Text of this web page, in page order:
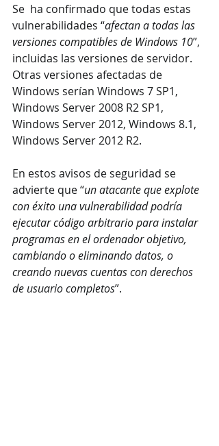
Se  ha confirmado que todas estas
vulnerabilidades “afectan a todas las
versiones compatibles de Windows 10”,
incluidas las versiones de servidor.
Otras versiones afectadas de
Windows serían Windows 7 SP1,
Windows Server 2008 R2 SP1,
Windows Server 2012, Windows 8.1,
Windows Server 2012 R2.
En estos avisos de seguridad se
advierte que “un atacante que explote
con éxito una vulnerabilidad podría
ejecutar código arbitrario para instalar
programas en el ordenador objetivo,
cambiando o eliminando datos, o
creando nuevas cuentas con derechos
de usuario completos”.